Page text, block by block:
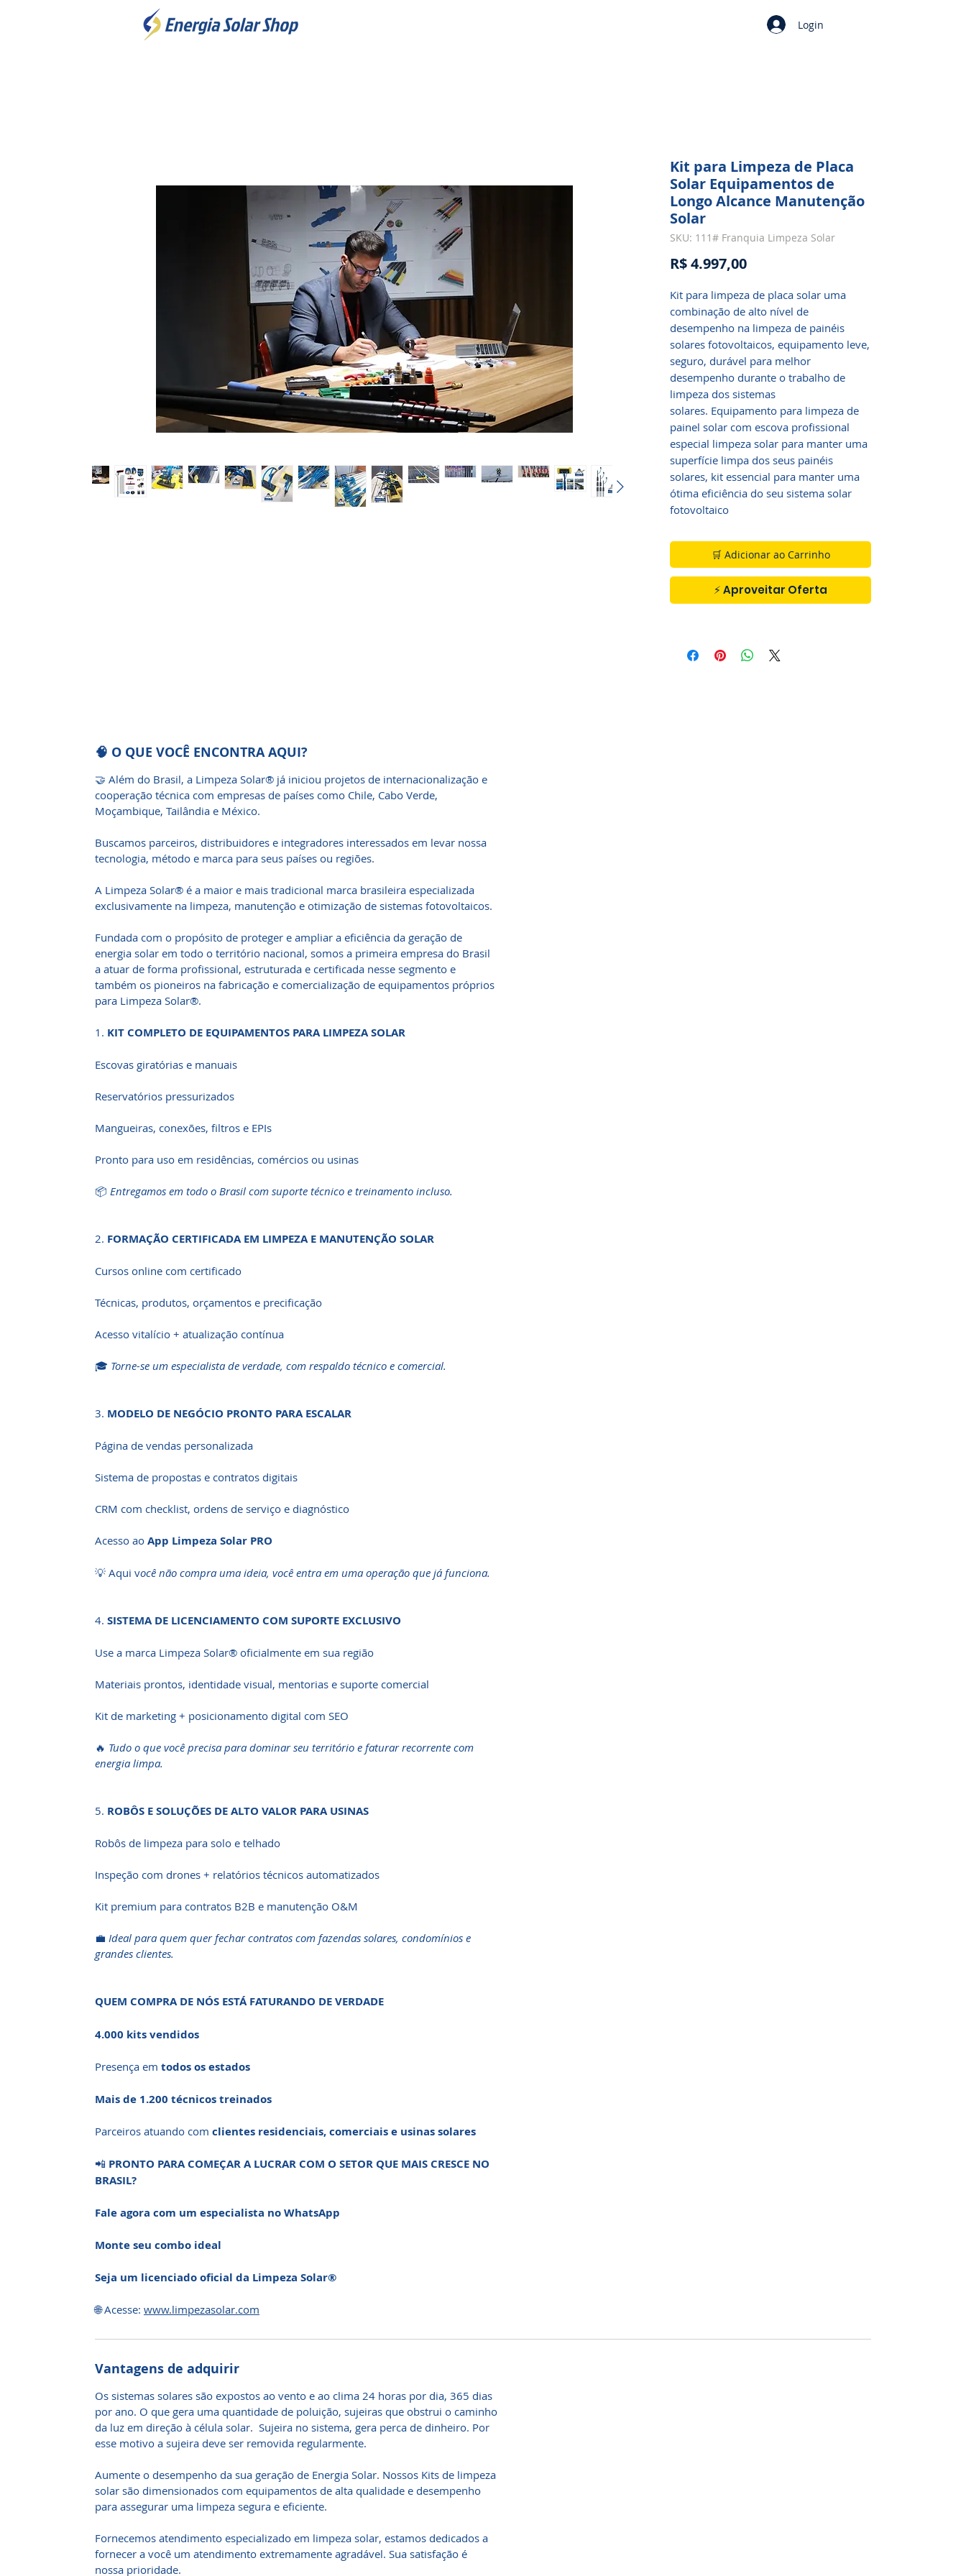
Login
Kit para Limpeza de Placa
Solar Equipamentos de
Longo Alcance Manutenção
Solar
SKU: 111# Franquia Limpeza Solar
R$ 4.997,00Preço
Kit para limpeza de placa solar uma
combinação de alto nível de
desempenho na limpeza de painéis
solares fotovoltaicos, equipamento leve,
seguro, durável para melhor
desempenho durante o trabalho de
limpeza dos sistemas
solares. Equipamento para limpeza de
painel solar com escova profissional
especial limpeza solar para manter uma
superfície limpa dos seus painéis
solares, kit essencial para manter uma
ótima eficiência do seu sistema solar
fotovoltaico
🛒 Adicionar ao Carrinho
⚡ Aproveitar Oferta
🧠 O QUE VOCÊ ENCONTRA AQUI?
🤝 Além do Brasil, a Limpeza Solar® já iniciou projetos de internacionalização e
cooperação técnica com empresas de países como Chile, Cabo Verde,
Moçambique, Tailândia e México.
Buscamos parceiros, distribuidores e integradores interessados em levar nossa
tecnologia, método e marca para seus países ou regiões.
A Limpeza Solar® é a maior e mais tradicional marca brasileira especializada
exclusivamente na limpeza, manutenção e otimização de sistemas fotovoltaicos.
Fundada com o propósito de proteger e ampliar a eficiência da geração de
energia solar em todo o território nacional, somos a primeira empresa do Brasil
a atuar de forma profissional, estruturada e certificada nesse segmento e
também os pioneiros na fabricação e comercialização de equipamentos próprios
para Limpeza Solar®.
1. KIT COMPLETO DE EQUIPAMENTOS PARA LIMPEZA SOLAR
Escovas giratórias e manuais
Reservatórios pressurizados
Mangueiras, conexões, filtros e EPIs
Pronto para uso em residências, comércios ou usinas
📦 Entregamos em todo o Brasil com suporte técnico e treinamento incluso.
2. FORMAÇÃO CERTIFICADA EM LIMPEZA E MANUTENÇÃO SOLAR
Cursos online com certificado
Técnicas, produtos, orçamentos e precificação
Acesso vitalício + atualização contínua
🎓 Torne-se um especialista de verdade, com respaldo técnico e comercial.
3. MODELO DE NEGÓCIO PRONTO PARA ESCALAR
Página de vendas personalizada
Sistema de propostas e contratos digitais
CRM com checklist, ordens de serviço e diagnóstico
Acesso ao App Limpeza Solar PRO
💡 Aqui você não compra uma ideia, você entra em uma operação que já funciona.
4. SISTEMA DE LICENCIAMENTO COM SUPORTE EXCLUSIVO
Use a marca Limpeza Solar® oficialmente em sua região
Materiais prontos, identidade visual, mentorias e suporte comercial
Kit de marketing + posicionamento digital com SEO
🔥 Tudo o que você precisa para dominar seu território e faturar recorrente com
energia limpa.
5. ROBÔS E SOLUÇÕES DE ALTO VALOR PARA USINAS
Robôs de limpeza para solo e telhado
Inspeção com drones + relatórios técnicos automatizados
Kit premium para contratos B2B e manutenção O&M
💼 Ideal para quem quer fechar contratos com fazendas solares, condomínios e
grandes clientes.
QUEM COMPRA DE NÓS ESTÁ FATURANDO DE VERDADE
4.000 kits vendidos
Presença em todos os estados
Mais de 1.200 técnicos treinados
Parceiros atuando com clientes residenciais, comerciais e usinas solares
📲 PRONTO PARA COMEÇAR A LUCRAR COM O SETOR QUE MAIS CRESCE NO
BRASIL?
Fale agora com um especialista no WhatsApp
Monte seu combo ideal
Seja um licenciado oficial da Limpeza Solar®
🌐 Acesse: www.limpezasolar.com
Vantagens de adquirir
Os sistemas solares são expostos ao vento e ao clima 24 horas por dia, 365 dias
por ano. O que gera uma quantidade de poluição, sujeiras que obstrui o caminho
da luz em direção à célula solar. Sujeira no sistema, gera perca de dinheiro. Por
esse motivo a sujeira deve ser removida regularmente.
Aumente o desempenho da sua geração de Energia Solar. Nossos Kits de limpeza
solar são dimensionados com equipamentos de alta qualidade e desempenho
para assegurar uma limpeza segura e eficiente.
Fornecemos atendimento especializado em limpeza solar, estamos dedicados a
fornecer a você um atendimento extremamente agradável. Sua satisfação é
nossa prioridade.